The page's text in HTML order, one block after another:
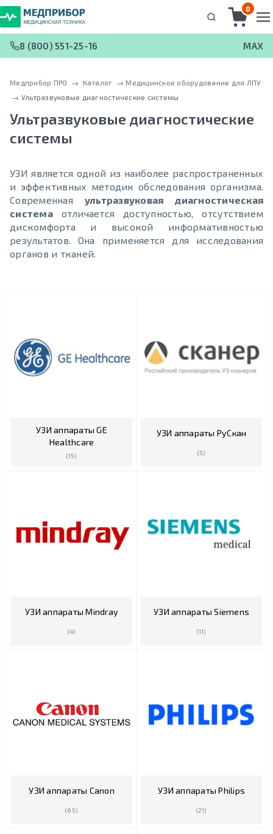
0
8 (800) 551-25-16 MAX
Медприбор ПРО → Каталог → Медицинское оборудование для ЛПУ
→ Ультразвуковые диагностические системы
Ультразвуковые диагностические
системы
УЗИ является одной из наиболее распространенных
и эффективных методик обследования организма.
Современная ультразвуковая диагностическая
системаотличается доступностью, отсутствием
дискомфорта и высокой информативностью
результатов. Она применяется для исследования
органов и тканей.
УЗИ аппараты GE
Healthcare
(15)
УЗИ аппараты РуCкан
(5)
УЗИ аппараты Mindray
(4)
УЗИ аппараты Siemens
(11)
УЗИ аппараты Canon
(65)
УЗИ аппараты Philips
(21)